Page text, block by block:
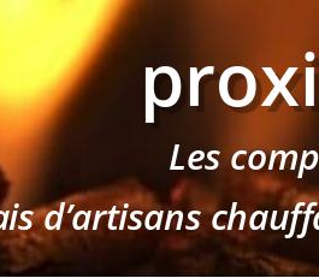
Les
d’artisans